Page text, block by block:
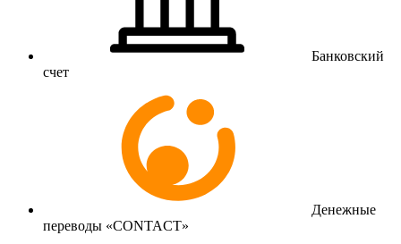
Банковский
счет
Денежные
переводы «CONTACT»